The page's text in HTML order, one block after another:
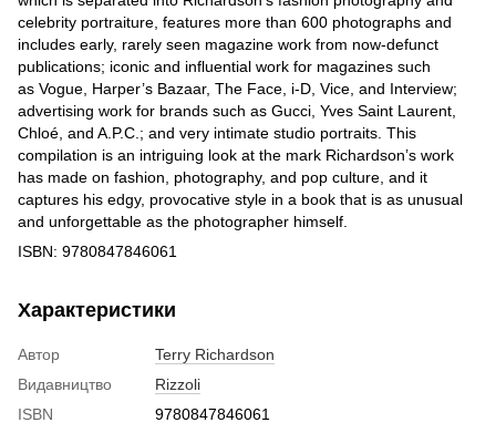
celebrity portraiture, features more than 600 photographs and
includes early, rarely seen magazine work from now-defunct
publications; iconic and influential work for magazines such
as Vogue, Harper’s Bazaar, The Face, i-D, Vice, and Interview;
advertising work for brands such as Gucci, Yves Saint Laurent,
Chloé, and A.P.C.; and very intimate studio portraits. This
compilation is an intriguing look at the mark Richardson’s work
has made on fashion, photography, and pop culture, and it
captures his edgy, provocative style in a book that is as unusual
and unforgettable as the photographer himself.
ISBN: 9780847846061
Характеристики
Автор
Terry Richardson
Видавництво
Rizzoli
ISBN
9780847846061